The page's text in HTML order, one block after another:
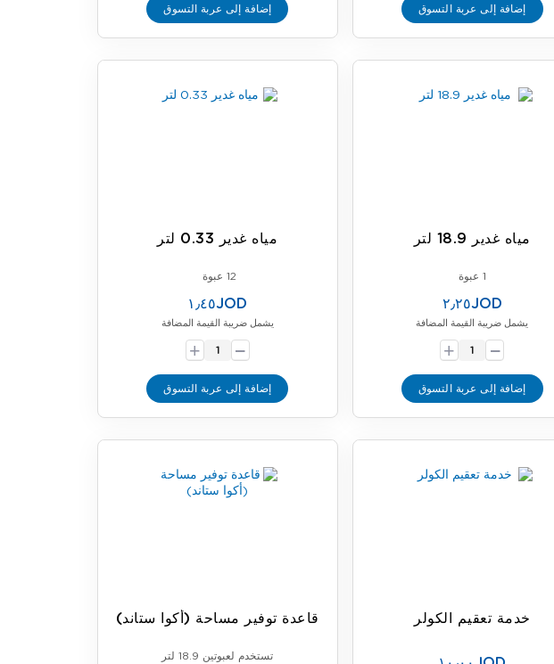
إضافة إلى عربة التسوق إضافة إلى عربة التسوق
مياه غدير 18.9 لتر
1 عبوة
٢٫٢٥JOD
يشمل ضريبة القيمة المضافة
-
+
إضافة إلى عربة التسوق
مياه غدير 0.33 لتر
12 عبوة
١٫٤٥JOD
يشمل ضريبة القيمة المضافة
-
+
إضافة إلى عربة التسوق
خدمة تعقيم الكولر قاعدة توفير مساحة (أكوا ستاند)
تستخدم لعبوتين 18.9 لتر